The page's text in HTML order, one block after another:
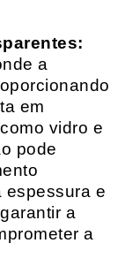
a
em
vidro e
pode
espessura e
a
a